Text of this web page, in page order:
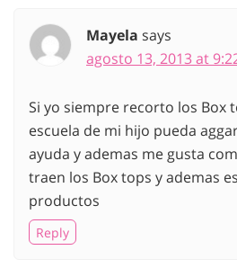
Mayela says
agosto 13, 2013 at
Si yo siempre recorto los Box
escuela de mi hijo pueda
ayuda y ademas me gusta
traen los Box tops y ademas
productos
Reply